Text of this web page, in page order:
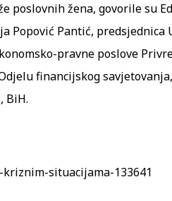
poslovnih žena, govorile su
Popović Pantić, predsjednica
pravne poslove
financijskog
BiH.
situacijama-133641